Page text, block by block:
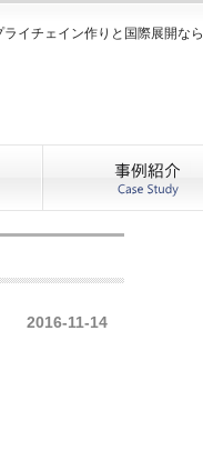
ライチェイン作りと国際展開なら
2016-11-14